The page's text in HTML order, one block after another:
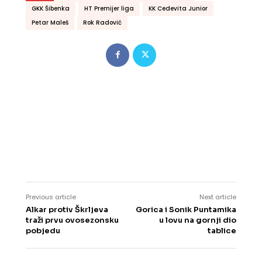
GKK Šibenka
HT Premijer liga
KK Cedevita Junior
Petar Maleš
Rok Radović
Previous article
Alkar protiv Škrljeva
traži prvu ovosezonsku
pobjedu
Next article
Gorica i Sonik Puntamika
u lovu na gornji dio
tablice